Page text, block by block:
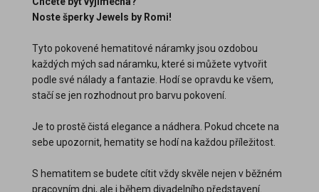
Noste šperky Jewels by Romi!
Tyto pokovené hematitové náramky jsou ozdobou
každých mých sad náramku, které si můžete vytvořit
podle své nálady a fantazie. Hodí se opravdu ke všem,
stačí se jen rozhodnout pro barvu pokovení.
Je to prostě čistá elegance a nádhera. Pokud chcete na
sebe upozornit, hematity se hodí na každou příležitost.
S hematitem se budete cítit vždy skvěle nejen v běžném
pracovním dni, ale i během divadelního představení.